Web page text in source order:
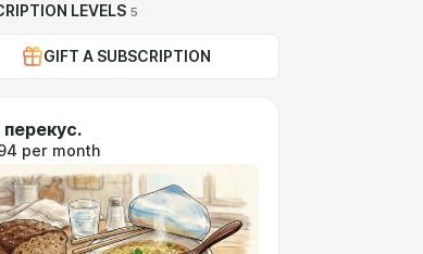
LEVELS 5
GIFT A SUBSCRIPTION
per month